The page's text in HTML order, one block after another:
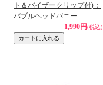
ト＆バイザークリップ付)：
バブルヘッドバニー
1,990円(税込)